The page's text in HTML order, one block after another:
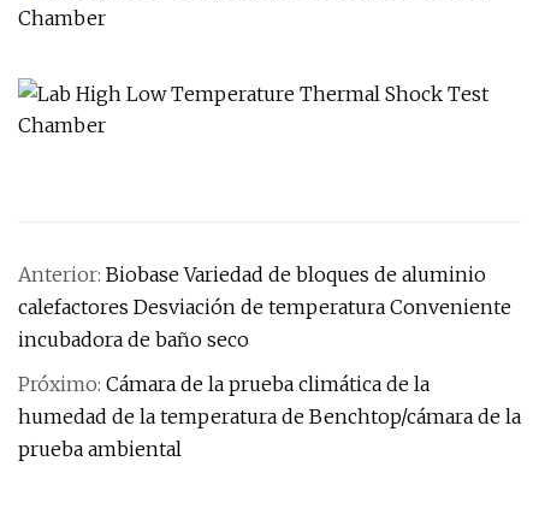
Anterior: Biobase Variedad de bloques de aluminio
calefactores Desviación de temperatura Conveniente
incubadora de baño seco
Próximo: Cámara de la prueba climática de la
humedad de la temperatura de Benchtop/cámara de la
prueba ambiental